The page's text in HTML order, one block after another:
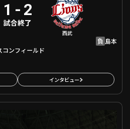
1 - 2
試合終了
西武
負 島本
コンフィールド
インタビュー
ンク VS 東北楽天